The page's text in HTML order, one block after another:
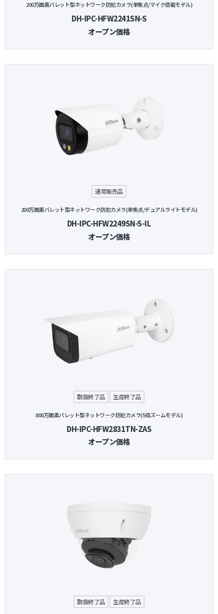
200万画素バレット型ネットワーク防犯カメラ(単焦点/マイク搭載モデル)
DH-IPC-HFW2241SN-S
オープン価格
通常販売品
200万画素バレット型ネットワーク防犯カメラ(単焦点/デュアルライトモデル)
DH-IPC-HFW2249SN-S-IL
オープン価格
取扱終了品 生産終了品
800万画素バレット型ネットワーク防犯カメラ(5倍ズームモデル)
DH-IPC-HFW2831TN-ZAS
オープン価格
取扱終了品 生産終了品